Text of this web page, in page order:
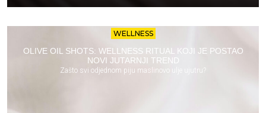
WELLNESS
OLIVE OIL SHOTS: WELLNESS RITUAL KOJI JE POSTAO
NOVI JUTARNJI TREND
Zašto svi odjednom piju maslinovo ulje ujutru?